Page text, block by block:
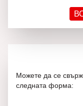
Можете да се
следната форма: